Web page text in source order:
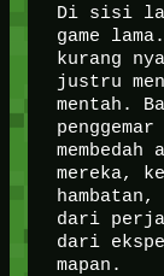
Di sisi
game
kurang
justru
mentah.
mereka,
dari
dari
mapan.